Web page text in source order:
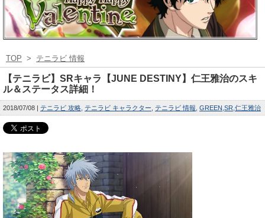
TOP > テニラビ 情報
【テニラビ】SRキャラ【JUNE DESTINY】仁王雅治のスキ
ル＆ステータス詳細！
2018/07/08 テニラビ 攻略 テニラビ キャラクター テニラビ 情報 GREEN SR 仁王雅治